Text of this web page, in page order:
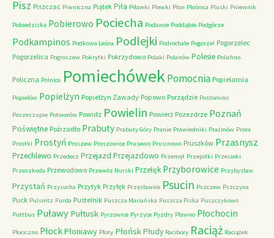
Pisz Piszczac Piwniczna Piątek Piła Piławki Plewki Plon Plośnica Pluski Pniewnik
Pobiedziska Pobierowo Pociecha Podawce Poddąbie Podgórze
Podkampinos Podkowa Leśna Podlejki Podrochale Pogorzel Pogorzelec
Pogorzelica Pogroszew Pokrytki Pokrzydowo Polaki Polanów Polesie Polichno
Policzna Polnica PomiechówekPomocnia Popielarnia
Popielów Popielżyn Popielżyn Zawady Popowo Porządzie Postomino
Poszeszupie Potworów Powidz Powielin Powierż Pozezdrze Poznań
Poświętne Poźrzadło Prabuty Prabuty Góry Pranie Prawiedniki Prażmów Prora
Prostki Prostyń Proszew Proszowice Prusewo Prusinowo Pruszków Przasnysz
Przechlewo Przedecz Przejazd Przejazdowo Przemęt Przepitki Przesieki
Przeszkoda Przewodowo Przewóz Nurski Przełęk Przyborowice Przybysław
Przystań Przysucha Przytyk Przyłęk Przęsławice Psucin Pszczew Pszczyna
Puck Pulsnitz Purda Pustelnik Puszcza Mariańska Puszcza Piska Puszczykowo
Puttbus Puławy Pułtusk Pyrzowice Pyrzyce Pyzdry Pławno Płochocin
Płociczno PłockPłoniawy Płoty PłońskPłudy Racibory Raciąż Raciążek